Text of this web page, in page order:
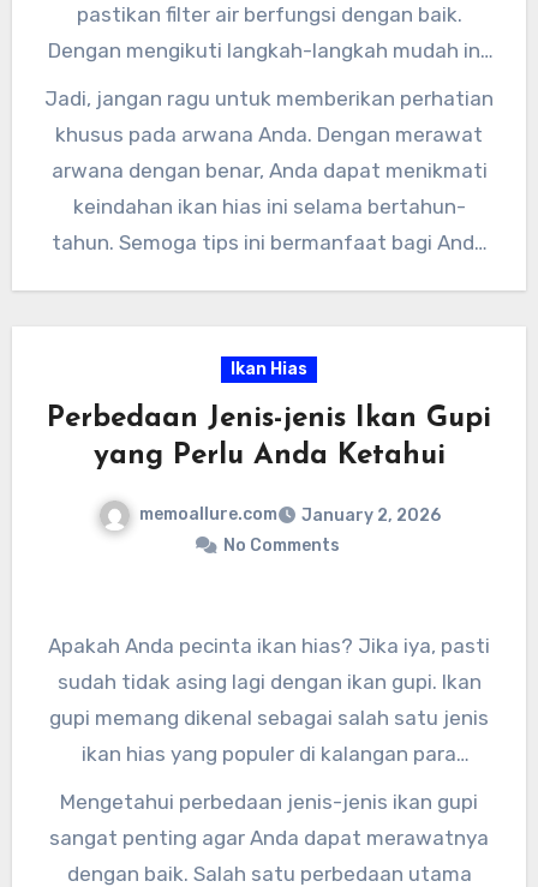
pastikan filter air berfungsi dengan baik.
Dengan mengikuti langkah-langkah mudah ini,
Anda dapat merawat arwana dengan benar
dan memastikan ikan hias kesayangan Anda
tetap sehat dan bahagia.
Jadi, jangan ragu untuk memberikan perhatian
khusus pada arwana Anda. Dengan merawat
arwana dengan benar, Anda dapat menikmati
keindahan ikan hias ini selama bertahun-
tahun. Semoga tips ini bermanfaat bagi Anda
Ikan Hias
Perbedaan Jenis-jenis Ikan Gupi
yang Perlu Anda Ketahui
memoallure.com
January 2, 2026
No Comments
Apakah Anda pecinta ikan hias? Jika iya, pasti
sudah tidak asing lagi dengan ikan gupi. Ikan
gupi memang dikenal sebagai salah satu jenis
ikan hias yang populer di kalangan para
penggemar akuarium. Namun, tahukah Anda
bahwa ada perbedaan jenis-jenis ikan gupi
yang perlu Anda ketahui?
Mengetahui perbedaan jenis-jenis ikan gupi
sangat penting agar Anda dapat merawatnya
dengan baik. Salah satu perbedaan utama